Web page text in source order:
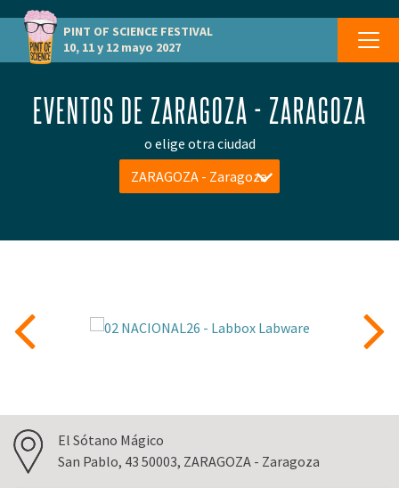
PINT OF SCIENCE FESTIVAL
10, 11 y 12 mayo 2027
EVENTOS DE ZARAGOZA - ZARAGOZA
o elige otra ciudad
ZARAGOZA - Zaragoza
El Sótano Mágico
San Pablo, 43 50003, ZARAGOZA - Zaragoza